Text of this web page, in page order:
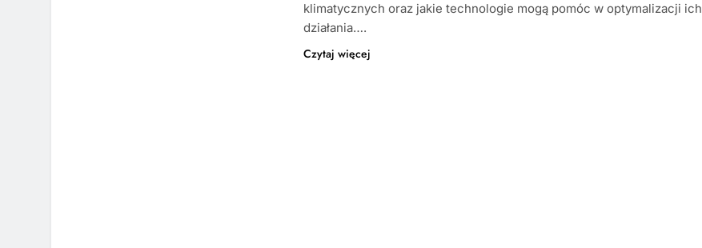
klimatycznych oraz jakie technologie mogą pomóc w optymalizacji ich
działania….
Czytaj więcej